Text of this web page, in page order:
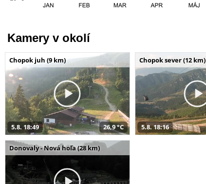
Kamery v okolí
Chopok juh (9 km)
5.8. 18:49 26,9 °C
Chopok sever (12 km)
5.8. 18:16
Donovaly - Nová hoľa (28 km)